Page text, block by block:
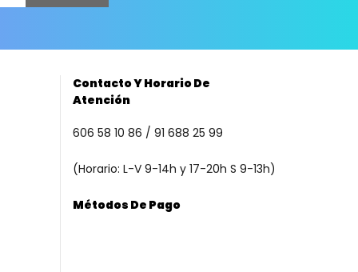
Contacto Y Horario De
Atención
606 58 10 86 / 91 688 25 99
(Horario: L-V 9-14h y 17-20h S 9-13h)
Métodos De Pago